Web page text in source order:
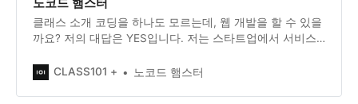
클래스 소개 코딩을 하나도 모르는데, 웹 개발을 할 수 있을
까요? 저의 대답은 YES입니다. 저는 스타트업에서 서비스
이 있기 때문에 자신 있게 답해드릴 수 있습니다. 저는 국내
CLASS101 + 노코드 햄스터